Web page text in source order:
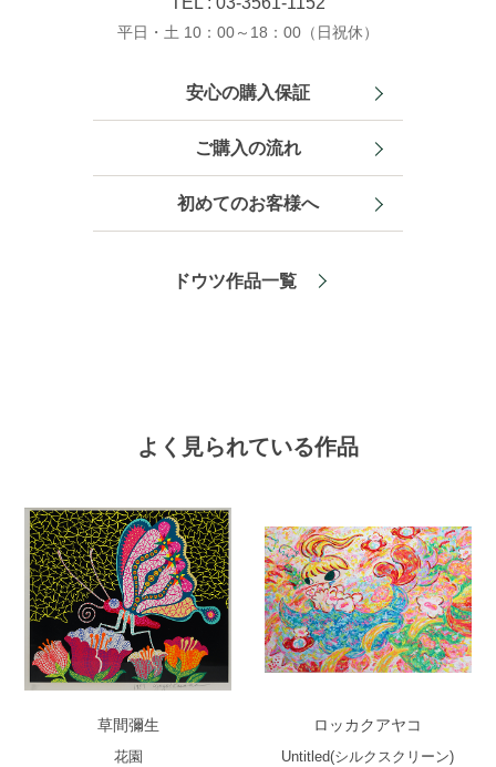
平日・土 10：00～18：00（日祝休）
安心の購入保証
ご購入の流れ
初めてのお客様へ
ドウツ作品一覧
よく見られている作品
草間彌生
花園
ロッカクアヤコ
Untitled(シルクスクリーン)